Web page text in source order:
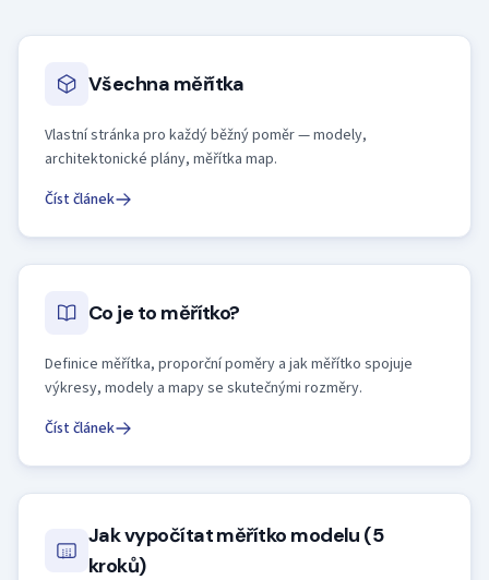
Všechna měřítka
Vlastní stránka pro každý běžný poměr — modely,
architektonické plány, měřítka map.
Číst článek
Co je to měřítko?
Definice měřítka, proporční poměry a jak měřítko spojuje
výkresy, modely a mapy se skutečnými rozměry.
Číst článek
Jak vypočítat měřítko modelu (5
kroků)